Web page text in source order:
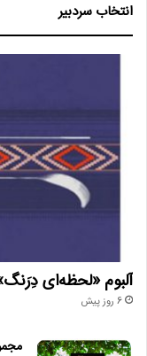
انتخاب سردبیر
آلبوم «لحظه‌ای
6 روز پیش